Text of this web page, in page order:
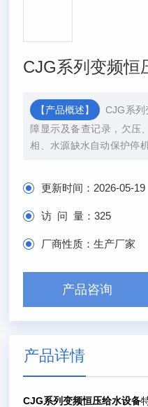
CJG系列变频恒
【产品概述】
CJG系列
障显示及备查记录，欠压
相、水源缺水自动保护停
更新时间： 2026-05-19
访 问 量：325
厂商性质：生产厂家
产品咨询
产品详情
CJG系列变频恒压给水设备